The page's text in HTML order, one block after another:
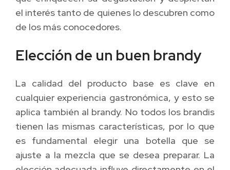
el interés tanto de quienes lo descubren como
de los más conocedores.
Elección de un buen brandy
La calidad del producto base es clave en
cualquier experiencia gastronómica, y esto se
aplica también al brandy. No todos los brandis
tienen las mismas características, por lo que
es fundamental elegir una botella que se
ajuste a la mezcla que se desea preparar. La